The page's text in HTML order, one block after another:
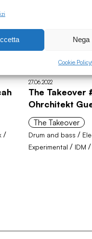
Nega
Cookie Policy
/
27.06.2022
The Takeover
Ohrchitekt
The Takeover
Drum and bass /
Experimental / IDM /